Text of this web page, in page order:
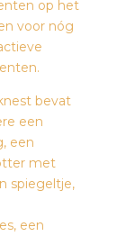
op het
voor nóg
bevat
een
een
met
spiegeltje,
een